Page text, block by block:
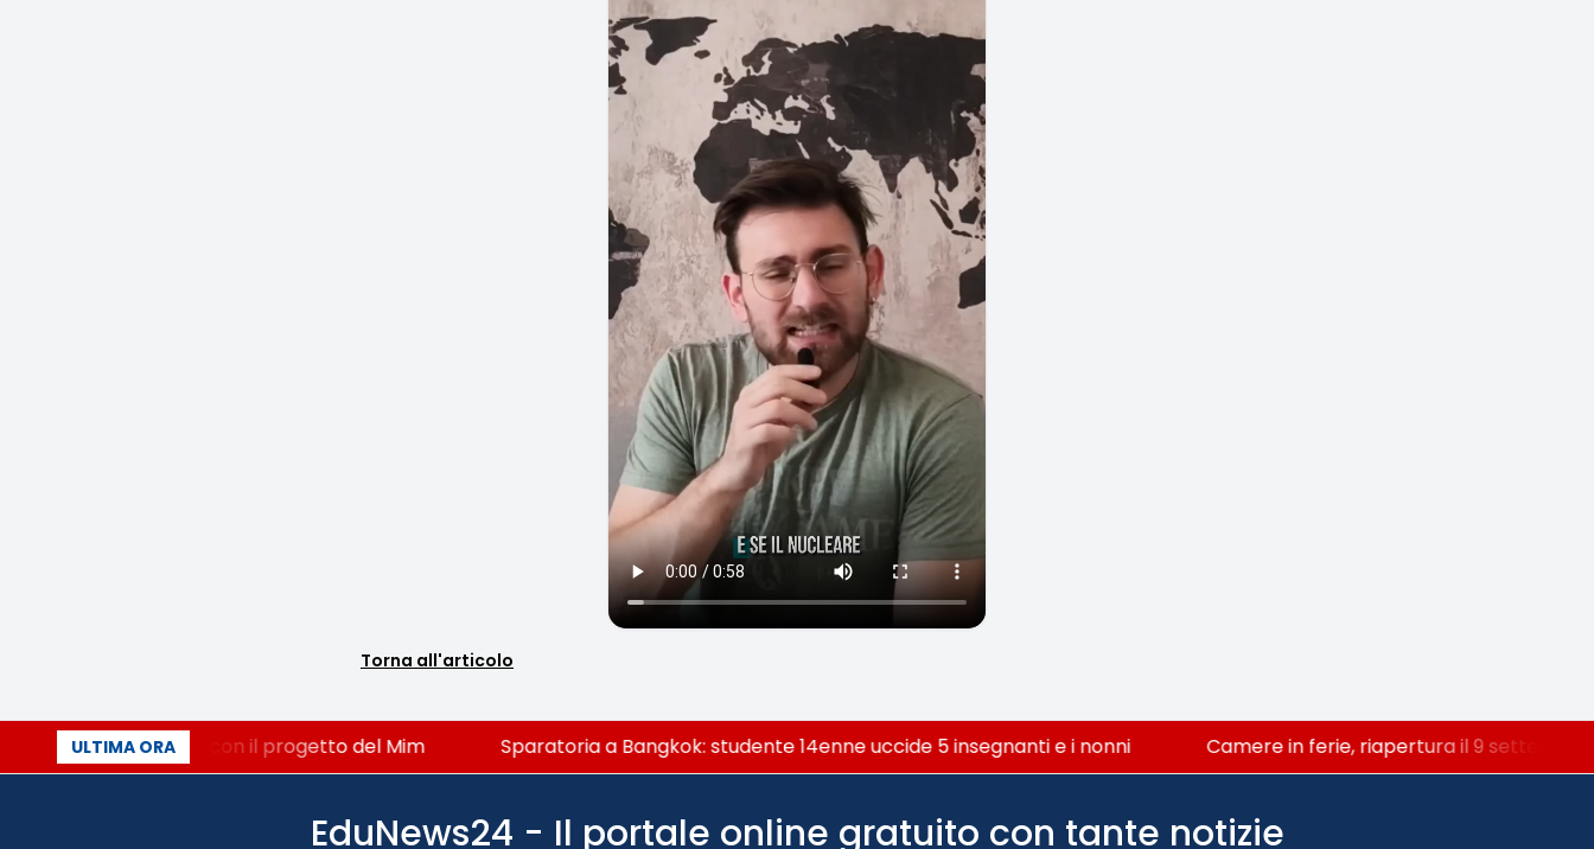
Torna all'articolo
ULTIMA ORA
STEM a Lerici con il progetto del Mim Sparatoria a Bangkok: studente 14enne uccide 5 insegnanti e i nonni Camere in ferie, riapertura il 9 settembre
EduNews24 - Il portale online gratuito con tante notizie